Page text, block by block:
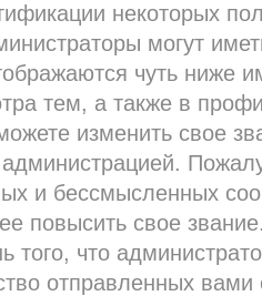
некоторых
могут
чуть ниже
тем, а также в
изменить свое
и бессмысленных
повысить свое
того, что
отправленных